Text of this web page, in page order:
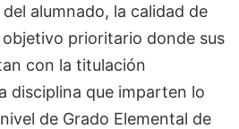
alumnado, la calidad de
objetivo prioritario donde sus
con la titulación
disciplina que imparten lo
de Grado Elemental de